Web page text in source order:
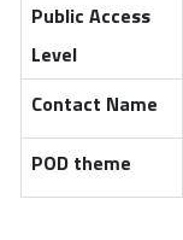
Public Access
Level
Contact Name
POD theme